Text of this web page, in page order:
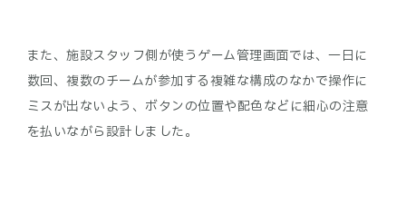
また、施設スタッフ側が使うゲーム管理画面では、一日に
数回、複数のチームが参加する複雑な構成のなかで操作に
ミスが出ないよう、ボタンの位置や配色などに細心の注意
を払いながら設計しました。